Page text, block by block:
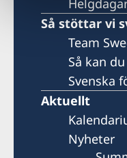
Så stöttar vi
Team
Så kan
Svenska
Aktuellt
Nyheter